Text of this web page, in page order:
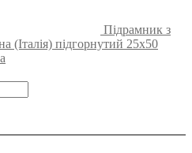
Підрамник з
(Італія) підгорнутий 25х50